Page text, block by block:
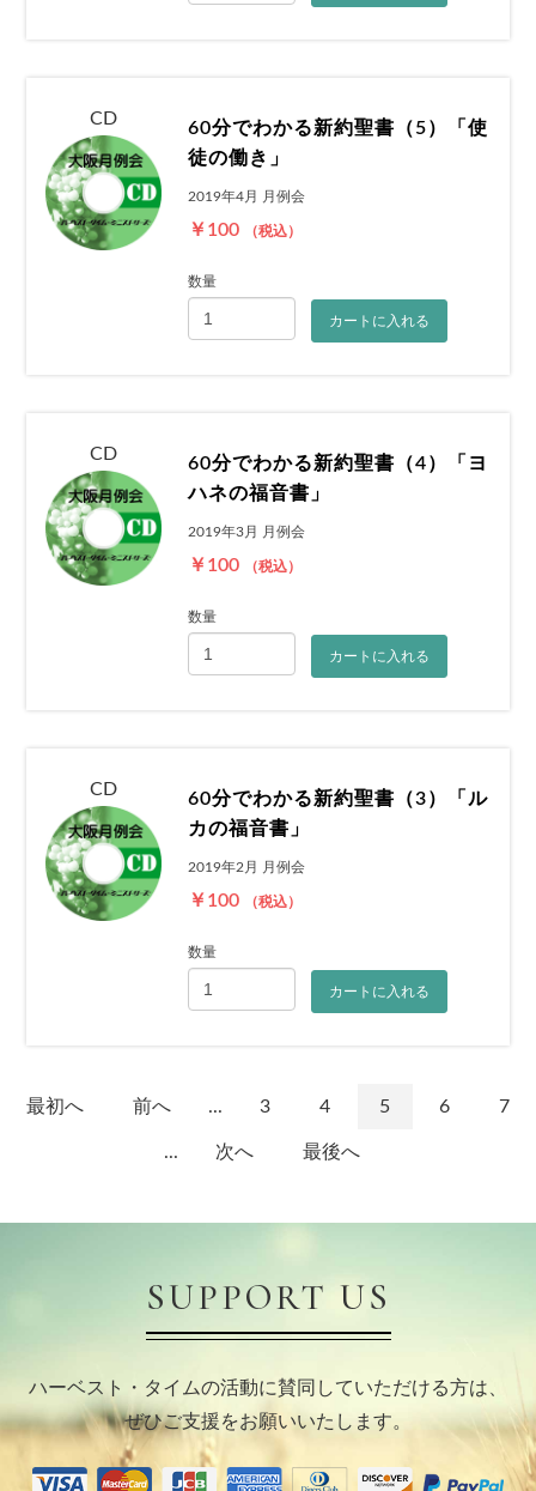
CD
60分でわかる新約聖書（5）「使
徒の働き」
2019年4月 月例会
￥100 （税込）
数量
カートに入れる
CD
60分でわかる新約聖書（4）「ヨ
ハネの福音書」
2019年3月 月例会
￥100 （税込）
数量
カートに入れる
CD
60分でわかる新約聖書（3）「ル
カの福音書」
2019年2月 月例会
￥100 （税込）
数量
カートに入れる
最初へ 前へ ... 3 4 5 6 7
... 次へ 最後へ
SUPPORT US
ハーベスト・タイムの活動に賛同していただける方は、
ぜひご支援をお願いいたします。